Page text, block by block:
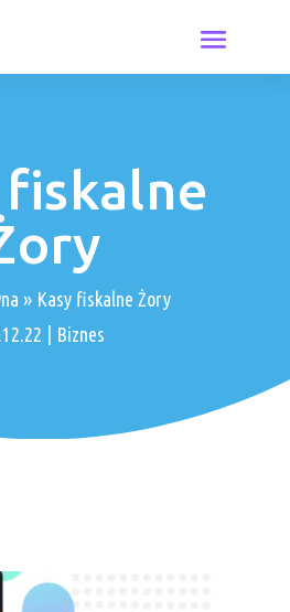
fiskalne
» Kasy fiskalne Żory
Biznes